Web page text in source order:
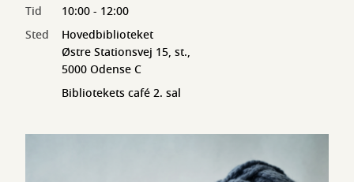
Tid
10:00 - 12:00
Sted
Hovedbiblioteket
Østre Stationsvej 15, st.,
5000 Odense C
Bibliotekets café 2. sal